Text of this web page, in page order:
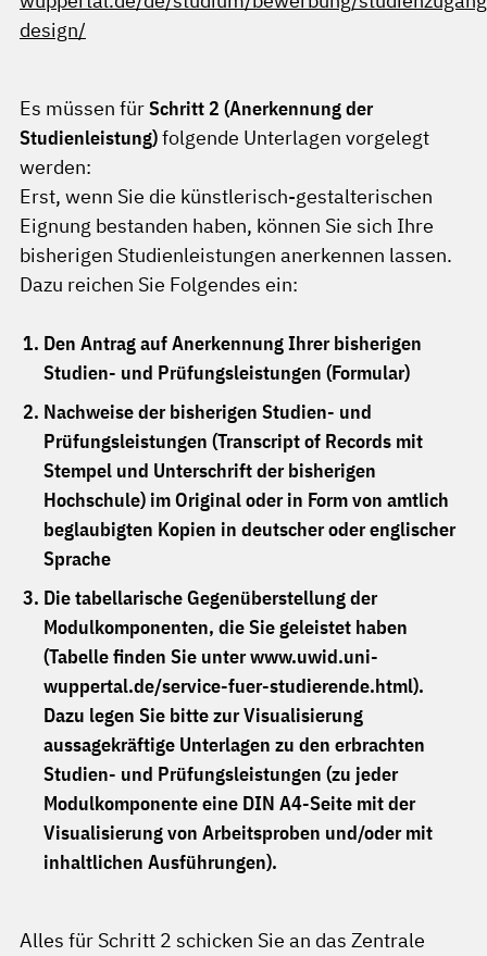
design/
Es müssen fürSchritt 2 (Anerkennung der
Studienleistung)folgende Unterlagen vorgelegt
werden:
Erst, wenn Sie die künstlerisch-gestalterischen
Eignung bestanden haben, können Sie sich Ihre
bisherigen Studienleistungen anerkennen lassen.
Dazu reichen Sie Folgendes ein:
Den Antrag auf Anerkennung Ihrer bisherigen
Studien- und Prüfungsleistungen (Formular)
Nachweise der bisherigen Studien- und
Prüfungsleistungen (Transcript of Records mit
Stempel und Unterschrift der bisherigen
Hochschule) im Original oder in Form von amtlich
beglaubigten Kopien in deutscher oder englischer
Sprache
Die tabellarische Gegenüberstellung der
Modulkomponenten, die Sie geleistet haben
(Tabelle finden Sie unter www.uwid.uni-
wuppertal.de/service-fuer-studierende.html).
Dazu legen Sie bitte zur Visualisierung
aussagekräftige Unterlagen zu den erbrachten
Studien- und Prüfungsleistungen (zu jeder
Modulkomponente eine DIN A4-Seite mit der
Visualisierung von Arbeitsproben und/oder mit
inhaltlichen Ausführungen).
Alles für Schritt 2 schicken Sie an das Zentrale